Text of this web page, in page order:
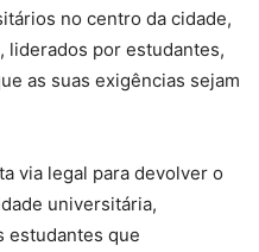
no centro da cidade,
liderados por estudantes,
as suas exigências sejam
via legal para devolver o
universitária,
estudantes que